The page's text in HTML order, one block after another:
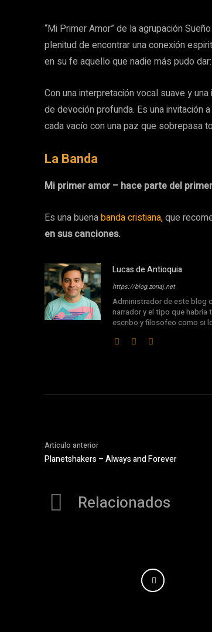
“Mi Primer Amor” de la agrupación
plenitud de encontrar una conexión
en su fe aquello que nadie más pudo
Con una interpretación vocal suave y
de devoción profunda. Es una invitación
cada vacío con una paz que sobrepasa
La Banda
Mi primer amor – hace parte del
Es una buenabanda cristiana,que
en sus canciones.
Lucas de Antioquia
https://blog.zonaj.net
Administrador de este blog
narrador y el tipo que
escribo y filosofeo como si
Artículo anterior
Planetshakers – Always and Forever
Relacionados